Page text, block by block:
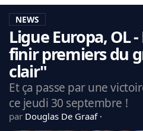
LA CHARTE
VIE PRIVÉE
CGU
CONTACTEZ-NOUS
MERCATO
CDM 2026
NEWS
Ligue Europa, OL
finir premiers du
clair"
Et ça passe par une
ce jeudi 30 septembre !
par Douglas De Graaf